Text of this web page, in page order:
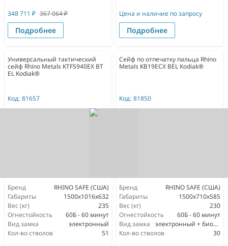
348 711 ₽ 367 064₽
Подробнее
Цена и наличие по запросу
Подробнее
Универсальный тактический
сейф Rhino Metals KTF5940EX BT
EL Kodiak®
Код: 81657
Бренд
RHINO SAFE (США)
Габариты
1500х1016х632
Вес (кг)
235
Огнестойкость
60Б - 60 минут
Вид замка
электронный
Кол-во стволов
51
Сейф по отпечатку пальца Rhino
Metals KB19ECX BEL Kodiak®
Код: 81850
Бренд
RHINO SAFE (США)
Габариты
1500х710х585
Вес (кг)
230
Огнестойкость
60Б - 60 минут
Вид замка
электронный + биометрический
Кол-во стволов
30